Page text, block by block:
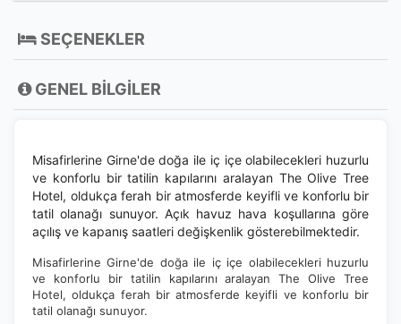
SEÇENEKLER
GENEL BİLGİLER
Misafirlerine Girne'de doğa ile iç içe olabilecekleri huzurlu
ve konforlu bir tatilin kapılarını aralayan The Olive Tree
Hotel, oldukça ferah bir atmosferde keyifli ve konforlu bir
tatil olanağı sunuyor. Açık havuz hava koşullarına göre
açılış ve kapanış saatleri değişkenlik gösterebilmektedir.
Misafirlerine Girne'de doğa ile iç içe olabilecekleri huzurlu
ve konforlu bir tatilin kapılarını aralayan The Olive Tree
Hotel, oldukça ferah bir atmosferde keyifli ve konforlu bir
tatil olanağı sunuyor.